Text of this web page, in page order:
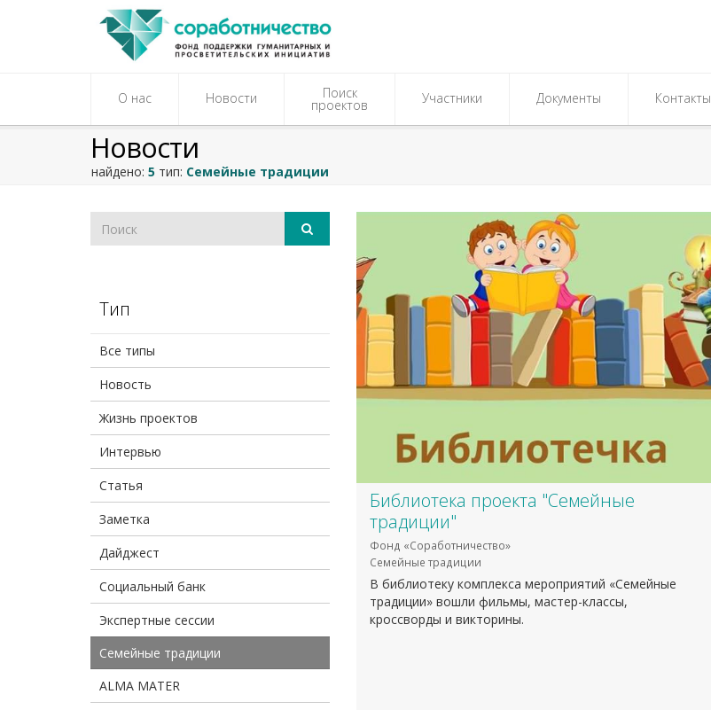
О нас Новости Поиск
проектов Участники Документы Контакты
Новости
найдено: 5 тип: Семейные традиции
Тип
Все типы
Новость
Жизнь проектов
Интервью
Статья
Заметка
Дайджест
Социальный банк
Экспертные сессии
Семейные традиции
ALMA MATER
Библиотека проекта "Семейные
традиции"
Фонд «Соработничество»
Семейные традиции
В библиотеку комплекса мероприятий «Семейные
традиции» вошли фильмы, мастер-классы,
кроссворды и викторины.